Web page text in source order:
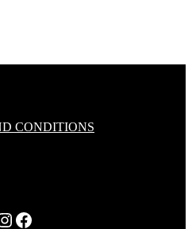
CONDITIONS
Facebook